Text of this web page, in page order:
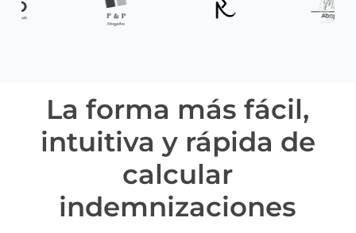
La forma más fácil,
intuitiva y rápida de
calcular
indemnizaciones